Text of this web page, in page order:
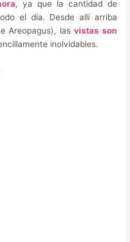
, ya que la cantidad de
el día. Desde allí arriba
Areopagus), lasvistas son
inolvidables.